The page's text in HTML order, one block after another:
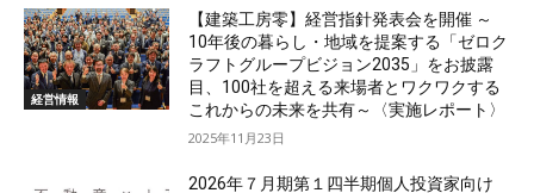
経営情報
【建築工房零】経営指針発表会を開催 ～
10年後の暮らし・地域を提案する「ゼロク
ラフトグループビジョン2035」をお披露
目、100社を超える来場者とワクワクする
これからの未来を共有～〈実施レポート〉
2025年11月23日
2026年７月期第１四半期個人投資家向け